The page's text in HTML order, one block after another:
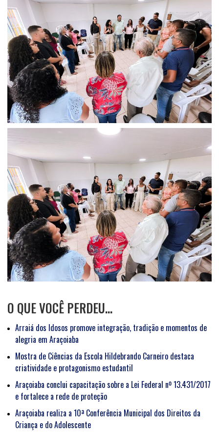
O QUE VOCÊ PERDEU…
Arraiá dos Idosos promove integração, tradição e momentos de
alegria em Araçoiaba
Mostra de Ciências da Escola Hildebrando Carneiro destaca
criatividade e protagonismo estudantil
Araçoiaba conclui capacitação sobre a Lei Federal nº 13.431/2017
e fortalece a rede de proteção
Araçoiaba realiza a 10ª Conferência Municipal dos Direitos da
Criança e do Adolescente